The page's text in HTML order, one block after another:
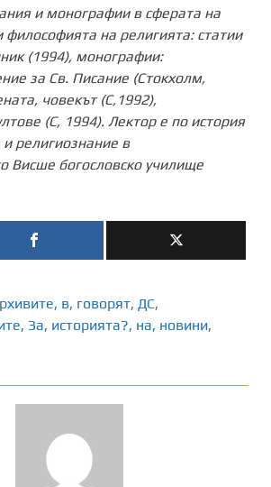
и монографии в сферата на
философията на религията: статии
(1994), монографии:
за Св. Писание (Стокхолм,
човекът (С,1992),
(С, 1994). Лектор е по история
религиознание в
Висше богословско училище
, в, говорят, ДС,
, Зa, историята?, на, новини,